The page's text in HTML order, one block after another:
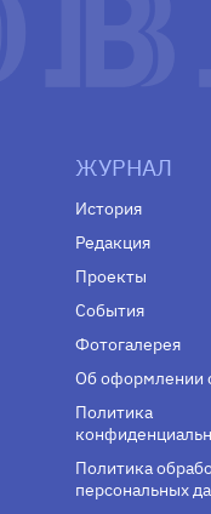
ЖУРНАЛ
История
Редакция
Проекты
События
Фотогалерея
Об оформлении
Политика
Политика
персональных